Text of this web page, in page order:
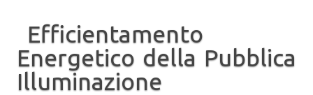
Efficientamento
Energetico della Pubblica
Illuminazione